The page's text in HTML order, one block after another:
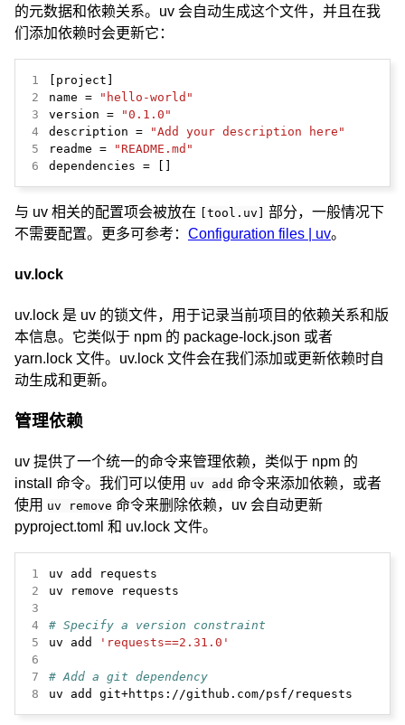
的元数据和依赖关系。uv 会自动生成这个文件，并且在我
们添加依赖时会更新它：
1
2
name =
"hello-world"
3
version =
"0.1.0"
4
description =
"Add your description here"
5
readme =
"README.md"
6
dependencies = []
与 uv 相关的配置项会被放在 [tool.uv] 部分，一般情况下
不需要配置。更多可参考： Configuration files | uv。
uv.lock
uv.lock 是 uv 的锁文件，用于记录当前项目的依赖关系和版
本信息。它类似于 npm 的 package-lock.json 或者
yarn.lock 文件。uv.lock 文件会在我们添加或更新依赖时自
动生成和更新。
管理依赖
uv 提供了一个统一的命令来管理依赖，类似于 npm 的
install 命令。我们可以使用 uv add 命令来添加依赖，或者
使用 uv remove 命令来删除依赖，uv 会自动更新
pyproject.toml 和 uv.lock 文件。
1
2
3
4
# Specify a version constraint
5
uv add
'requests==2.31.0'
6
7
# Add a git dependency
8
uv add git+https://github.com/psf/requests